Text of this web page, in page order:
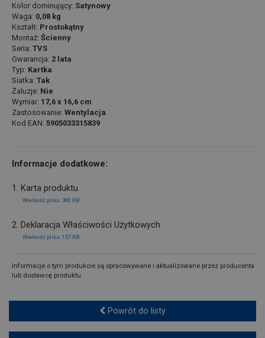
Kolor dominujący: Satynowy
Waga: 0,08 kg
Kształt: Prostokątny
Montaż: Ścienny
Seria: TVS
Gwarancja: 2 lata
Typ: Kartka
Siatka: Tak
Żaluzje: Nie
Wymiar: 17,6 x 16,6 cm
Zastosowanie: Wentylacja
Kod EAN: 5905033315839
Informacje dodatkowe:
1. Karta produktu
Wielkość pliku: 380 KB
2. Deklaracja Właściwości Użytkowych
Wielkość pliku: 157 KB
Informacje o tym produkcie są opracowywane i aktualizowane przez producenta
lub dostawcę produktu.
Powrót do listy